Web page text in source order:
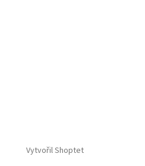
Vytvořil Shoptet